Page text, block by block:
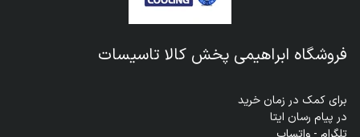
فروشگاه ابراهیمی پخش کالا تاسیسات